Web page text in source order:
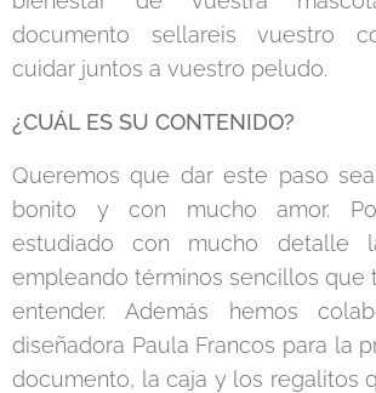
documento sellareis vuestro
cuidar juntos a vuestro peludo.
¿CUÁL ES SU CONTENIDO?
Queremos que dar este paso
bonito y con mucho amor.
estudiado con mucho detalle
empleando términos sencillos que
entender. Además hemos
diseñadora Paula Francos para la
documento, la caja y los regalitos